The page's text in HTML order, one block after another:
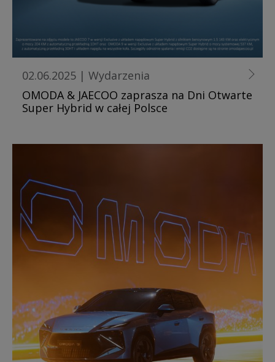
02.06.2025 | Wydarzenia
OMODA & JAECOO zaprasza na Dni Otwarte
Super Hybrid w całej Polsce